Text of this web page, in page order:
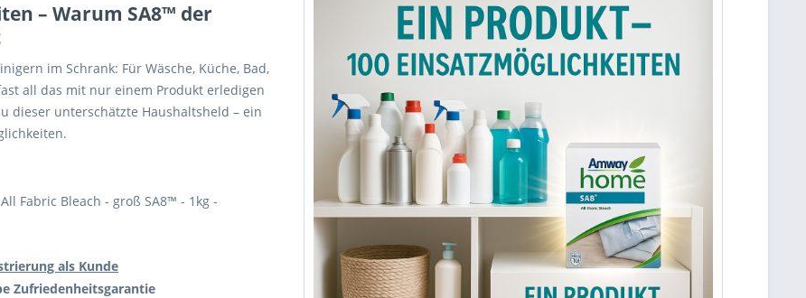
– Warum SA8™ der
im Schrank: Für Wäsche, Küche, Bad,
all das mit nur einem Produkt erledigen
dieser unterschätzte Haushaltsheld – ein
Fabric Bleach - groß SA8™ - 1kg -
als Kunde
Zufriedenheitsgarantie